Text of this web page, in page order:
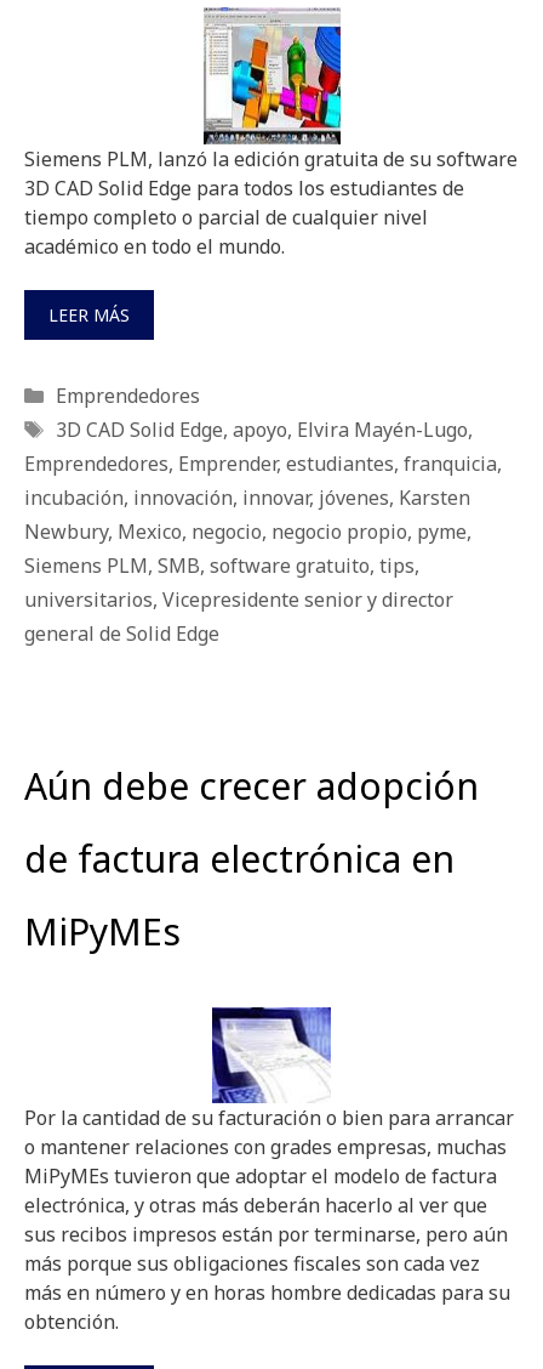
Siemens PLM, lanzó la edición gratuita de su software
3D CAD Solid Edge para todos los estudiantes de
tiempo completo o parcial de cualquier nivel
académico en todo el mundo.
LEER MÁS
Categorías
Emprendedores
Etiquetas
3D CAD Solid Edge, apoyo, Elvira Mayén-Lugo,
Emprendedores, Emprender, estudiantes, franquicia,
incubación, innovación, innovar, jóvenes, Karsten
Newbury, Mexico, negocio, negocio propio, pyme,
Siemens PLM, SMB, software gratuito, tips,
universitarios, Vicepresidente senior y director
general de Solid Edge
Aún debe crecer adopción
de factura electrónica en
MiPyMEs
Por la cantidad de su facturación o bien para arrancar
o mantener relaciones con grades empresas, muchas
MiPyMEs tuvieron que adoptar el modelo de factura
electrónica, y otras más deberán hacerlo al ver que
sus recibos impresos están por terminarse, pero aún
más porque sus obligaciones fiscales son cada vez
más en número y en horas hombre dedicadas para su
obtención.